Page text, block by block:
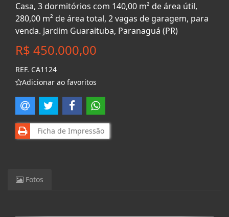
Casa, 3 dormitórios com 140,00 m² de área útil,
280,00 m² de área total, 2 vagas de garagem, para
venda. Jardim Guaraituba, Paranaguá (PR)
R$ 450.000,00
REF. CA1124
Adicionar ao favoritos
Ficha de Impressão
Fotos